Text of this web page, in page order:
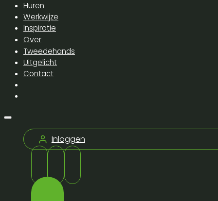
Huren
Werkwijze
Inspiratie
Over
Tweedehands
Uitgelicht
Contact
Inloggen